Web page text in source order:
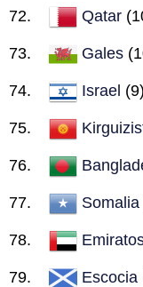
Qatar
Gales
Israel (9)
Somalia
Escocia